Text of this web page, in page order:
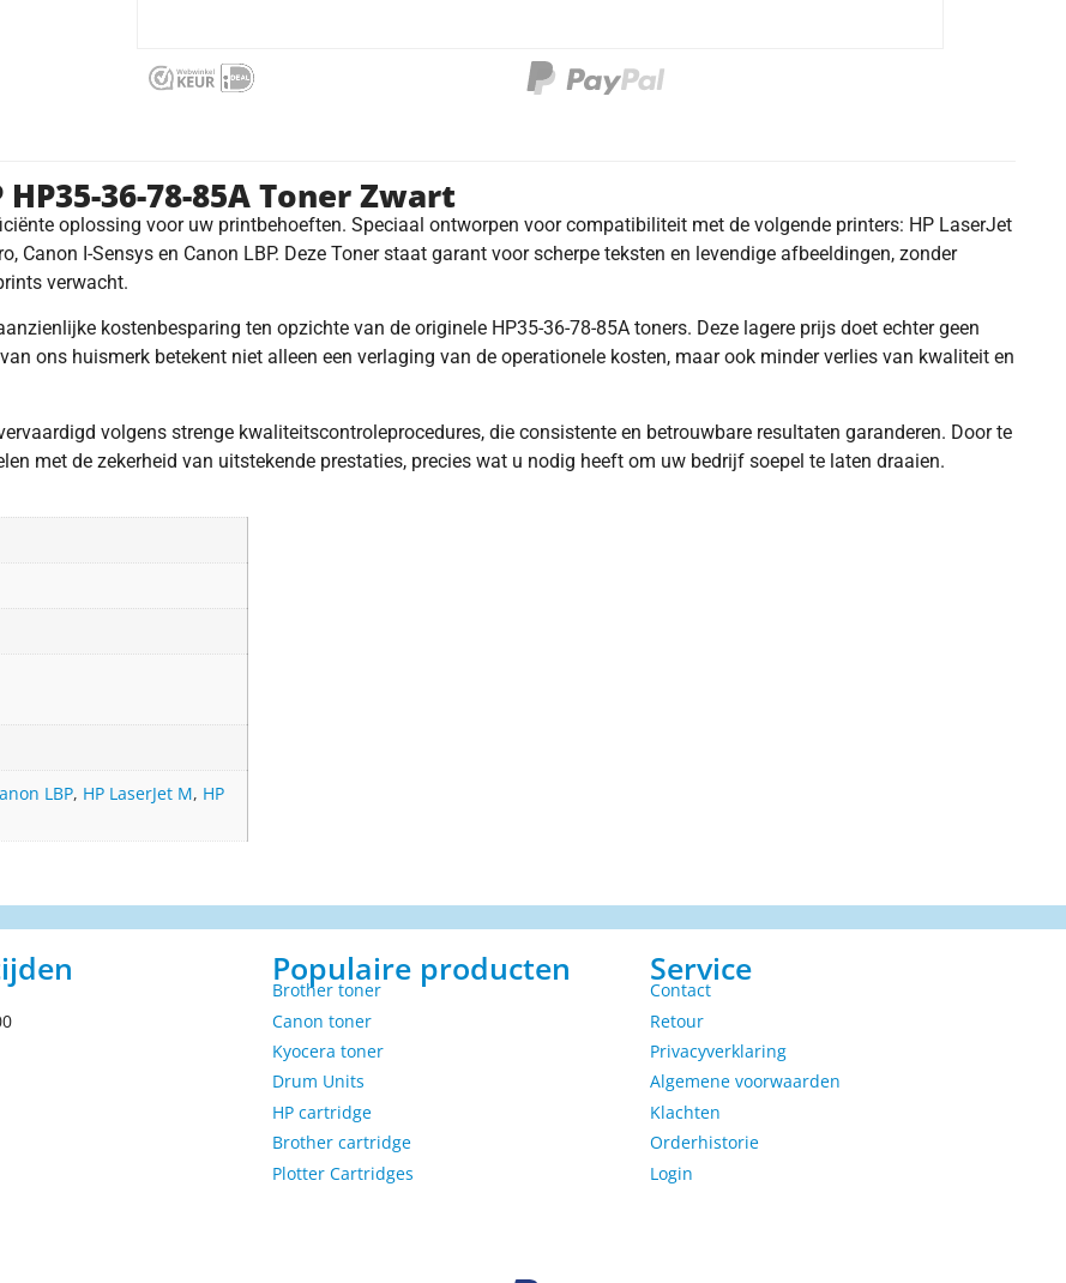
36-78-85A Toner Zwart
oplossing voor uw printbehoeften. Speciaal ontworpen voor compatibiliteit met de volgende printers: HP LaserJet
Canon I-Sensys en Canon LBP. Deze Toner staat garant voor scherpe teksten en levendige afbeeldingen, zonder
verwacht.
kostenbesparing ten opzichte van de originele HP35-36-78-85A toners. Deze lagere prijs doet echter geen
ons huismerk betekent niet alleen een verlaging van de operationele kosten, maar ook minder verlies van kwaliteit en
volgens strenge kwaliteitscontroleprocedures, die consistente en betrouwbare resultaten garanderen. Door te
met de zekerheid van uitstekende prestaties, precies wat u nodig heeft om uw bedrijf soepel te laten draaien.
LBP, HP LaserJet M, HP
Populaire producten
Brother toner
Canon toner
Kyocera toner
Drum Units
HP cartridge
Brother cartridge
Plotter Cartridges
Service
Contact
Retour
Privacyverklaring
Algemene voorwaarden
Klachten
Orderhistorie
Login